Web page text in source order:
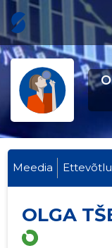
Meedia
OLGA